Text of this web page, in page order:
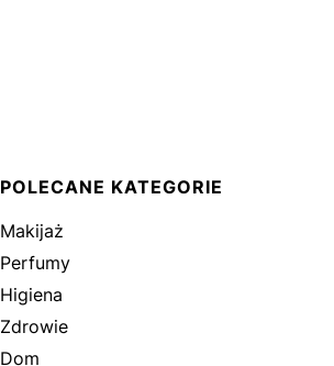
POLECANE KATEGORIE
Makijaż
Perfumy
Higiena
Zdrowie
Dom